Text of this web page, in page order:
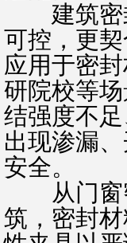
建筑密封
可控，更
应用于密
研院校等
结强度不
出现渗漏
安全。
从门窗密
筑，密封